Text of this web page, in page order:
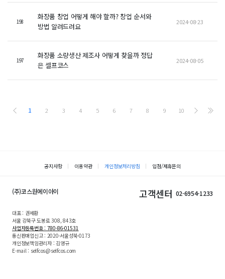
198
화장품 창업 어떻게 해야 할까? 창업 순서와
방법 알려드려요
2024-08-23
197
화장품 소량생산 제조사 어떻게 찾을까 정답
은 셀프코스
2024-08-05
1 2 3 4 5 6 7 8 9 10
공지사항 이용약관 개인정보처리방침 입점/제휴문의
(주)코스원에이아이
대표 : 권세환
서울 강북구 도봉로 308, 843호
사업자등록번호 : 780-86-01531
통신판매업신고 : 2020-서울성북-0173
개인정보책임관리자 : 김영규
E-mail : selfcos@selfcos.com
고객센터 02-6954-1233